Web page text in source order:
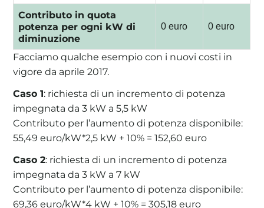
Contributo in quota
potenza per ogni kW di
diminuzione
0 euro 0 euro
Facciamo qualche esempio con i nuovi costi in
vigore da aprile 2017.
Caso 1: richiesta di un incremento di potenza
impegnata da 3 kW a 5,5 kW
Contributo per l’aumento di potenza disponibile:
55,49 euro/kW*2,5 kW + 10% = 152,60 euro
Caso 2: richiesta di un incremento di potenza
impegnata da 3 kW a 7 kW
Contributo per l’aumento di potenza disponibile:
69,36 euro/kW*4 kW + 10% = 305,18 euro